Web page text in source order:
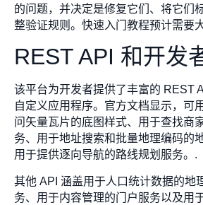
的问题，并决定是修复它们、将它们
整验证规则。快速入门教程预计需要
REST API 和开发
该平台为开发者提供了丰富的 REST
自定义应用程序。官方文档显示，可
问矢量瓦片的底图样式、用于查找商
务、用于地址搜索和批量地理编码的
用于提供逐向导航的路线规划服务。.
其他 API 涵盖用于人口统计数据的地
务、用于内容管理的门户服务以及用